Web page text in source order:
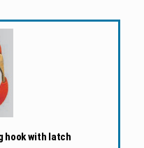
hook with latch